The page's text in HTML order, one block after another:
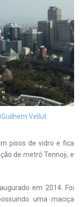
Vellut
pisos de vidro e fica
de metrô Tennoji, e
em 2014. Foi
uma maciça